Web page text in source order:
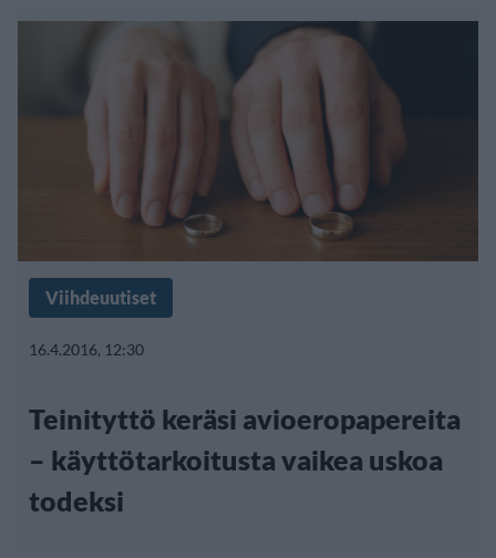
Viihdeuutiset
16.4.2016, 12:30
Teinityttö keräsi avioeropapereita
– käyttötarkoitusta vaikea uskoa
todeksi